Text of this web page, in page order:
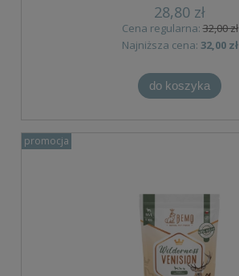
28,80 zł
Cena regularna:32,00 zł
Najniższa cena: 32,00 zł
do koszyka
promocja